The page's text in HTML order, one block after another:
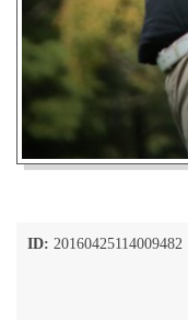
ID: 20160425114009482